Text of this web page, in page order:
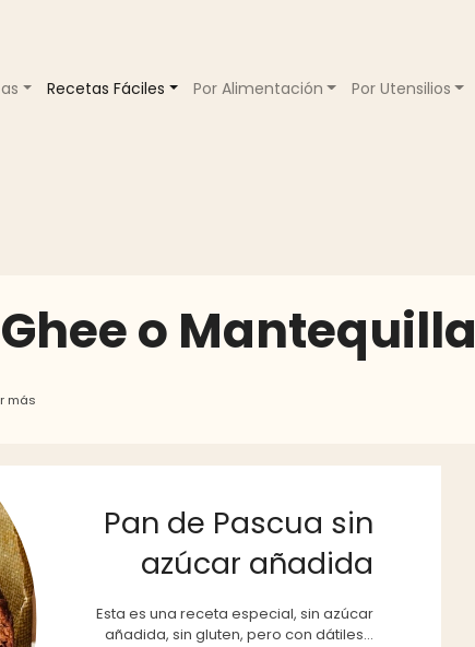
Recetas Fáciles Por Alimentación Por Utensilios
o Mantequilla
más
Pan de Pascua sin
azúcar añadida
Esta es una receta especial, sin azúcar
añadida, sin gluten, pero con dátiles...